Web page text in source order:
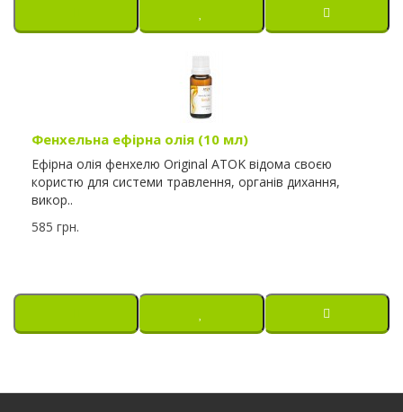
Фенхельна ефірна олія (10 мл)
Ефірна олія фенхелю Original ATOK відома своєю
користю для системи травлення, органів дихання,
викор..
585 грн.